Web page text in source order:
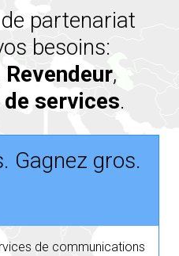
partenariat
besoins:
Revendeur,
services.
Gagnez gros.
de communications